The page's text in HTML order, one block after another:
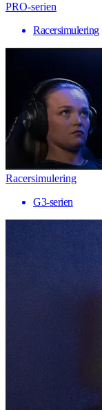
PRO-serien
Racersimulering
Racersimulering
G3-serien